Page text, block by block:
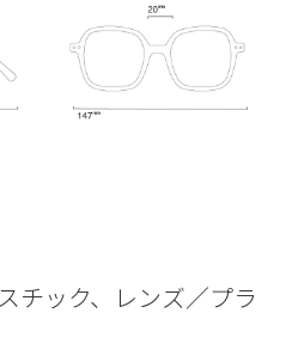
チック、レンズ／プラ